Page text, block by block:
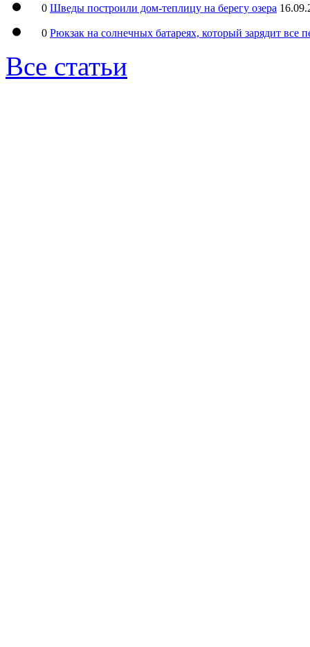
0 Шведы построили дом-теплицу на берегу озера
0 Рюкзак на солнечных батареях, который зарядит все
Все статьи